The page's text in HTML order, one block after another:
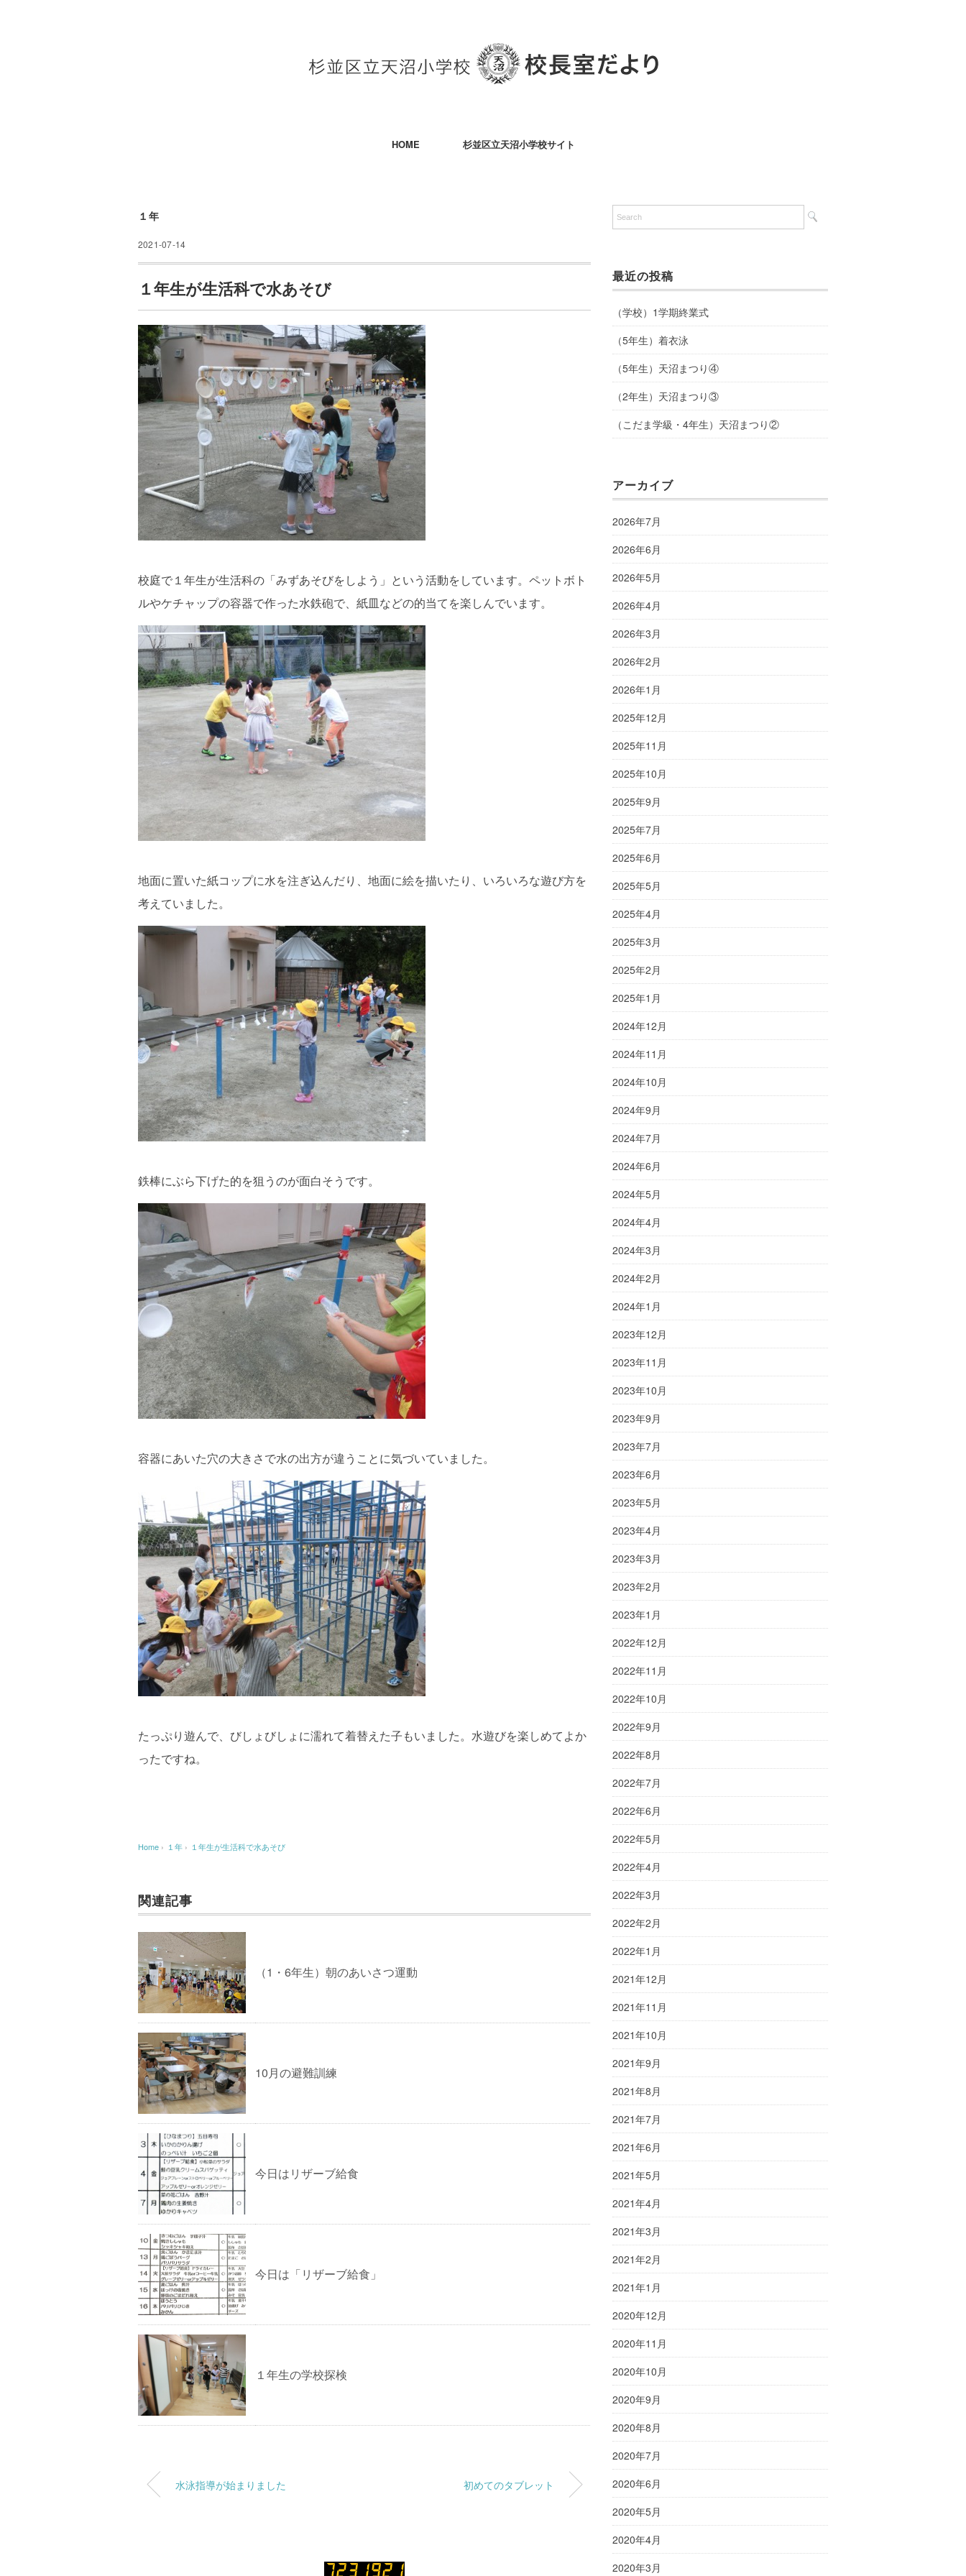
HOME 杉並区立天沼小学校サイト
１年
2021-07-14
１年生が生活科で水あそび
校庭で１年生が生活科の「みずあそびをしよう」という活動をしています。ペットボト
ルやケチャップの容器で作った水鉄砲で、紙皿などの的当てを楽しんでいます。
地面に置いた紙コップに水を注ぎ込んだり、地面に絵を描いたり、いろいろな遊び方を
考えていました。
鉄棒にぶら下げた的を狙うのが面白そうです。
容器にあいた穴の大きさで水の出方が違うことに気づいていました。
たっぷり遊んで、びしょびしょに濡れて着替えた子もいました。水遊びを楽しめてよか
ったですね。
Home › １年 › １年生が生活科で水あそび
関連記事
（1・6年生）朝のあいさつ運動
10月の避難訓練
今日はリザーブ給食
今日は「リザーブ給食」
１年生の学校探検
水泳指導が始まりました 初めてのタブレット
最近の投稿
（学校）1学期終業式
（5年生）着衣泳
（5年生）天沼まつり④
（2年生）天沼まつり③
（こだま学級・4年生）天沼まつり②
アーカイブ
2026年7月
2026年6月
2026年5月
2026年4月
2026年3月
2026年2月
2026年1月
2025年12月
2025年11月
2025年10月
2025年9月
2025年7月
2025年6月
2025年5月
2025年4月
2025年3月
2025年2月
2025年1月
2024年12月
2024年11月
2024年10月
2024年9月
2024年7月
2024年6月
2024年5月
2024年4月
2024年3月
2024年2月
2024年1月
2023年12月
2023年11月
2023年10月
2023年9月
2023年7月
2023年6月
2023年5月
2023年4月
2023年3月
2023年2月
2023年1月
2022年12月
2022年11月
2022年10月
2022年9月
2022年8月
2022年7月
2022年6月
2022年5月
2022年4月
2022年3月
2022年2月
2022年1月
2021年12月
2021年11月
2021年10月
2021年9月
2021年8月
2021年7月
2021年6月
2021年5月
2021年4月
2021年3月
2021年2月
2021年1月
2020年12月
2020年11月
2020年10月
2020年9月
2020年8月
2020年7月
2020年6月
2020年5月
2020年4月
2020年3月